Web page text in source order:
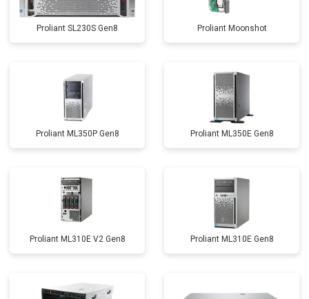
Proliant SL230S Gen8 Proliant Moonshot
Proliant ML350P Gen8 Proliant ML350E Gen8
Proliant ML310E V2 Gen8 Proliant ML310E Gen8